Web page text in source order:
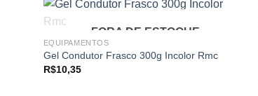
FORA DE ESTOQUE
EQUIPAMENTOS
Gel Condutor Frasco 300g Incolor Rmc
R$10,35